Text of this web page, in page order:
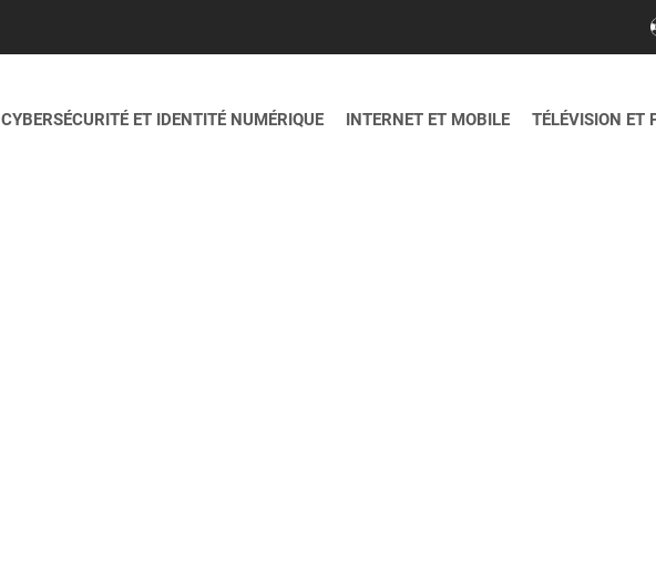
CYBERSÉCURITÉ ET IDENTITÉ NUMÉRIQUE INTERNET ET MOBILE TÉLÉVISION ET